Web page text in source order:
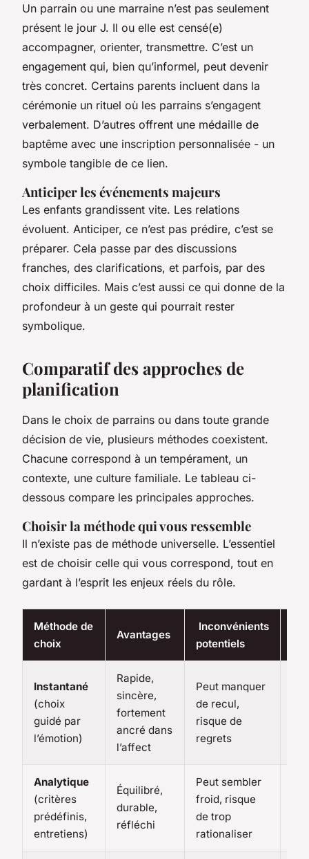
Un parrain ou une marraine n’est pas seulement
présent le jour J. Il ou elle est censé(e)
accompagner, orienter, transmettre. C’est un
engagement qui, bien qu’informel, peut devenir
très concret. Certains parents incluent dans la
cérémonie un rituel où les parrains s’engagent
verbalement. D’autres offrent une médaille de
baptême avec une inscription personnalisée - un
symbole tangible de ce lien.
Anticiper les événements majeurs
Les enfants grandissent vite. Les relations
évoluent. Anticiper, ce n’est pas prédire, c’est se
préparer. Cela passe par des discussions
franches, des clarifications, et parfois, par des
choix difficiles. Mais c’est aussi ce qui donne de la
profondeur à un geste qui pourrait rester
symbolique.
Comparatif des approches de
planification
Dans le choix de parrains ou dans toute grande
décision de vie, plusieurs méthodes coexistent.
Chacune correspond à un tempérament, un
contexte, une culture familiale. Le tableau ci-
dessous compare les principales approches.
Choisir la méthode qui vous ressemble
Il n’existe pas de méthode universelle. L’essentiel
est de choisir celle qui vous correspond, tout en
gardant à l’esprit les enjeux réels du rôle.
Méthode de
choix
Avantages
Inconvénients
potentiels
Instantané
(choix
guidé par
l’émotion)
Rapide,
sincère,
fortement
ancré dans
l’affect
Peut manquer
de recul,
risque de
regrets
Analytique
(critères
prédéfinis,
entretiens)
Équilibré,
durable,
réfléchi
Peut sembler
froid, risque
de trop
rationaliser